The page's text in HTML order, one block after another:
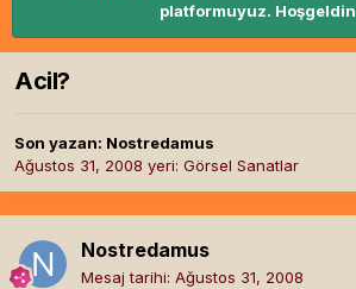
platformuyuz.
Acil?
Son yazan: Nostredamus
Ağustos 31, 2008 yeri: Görsel Sanatlar
Nostredamus
Mesaj tarihi: Ağustos 31, 2008